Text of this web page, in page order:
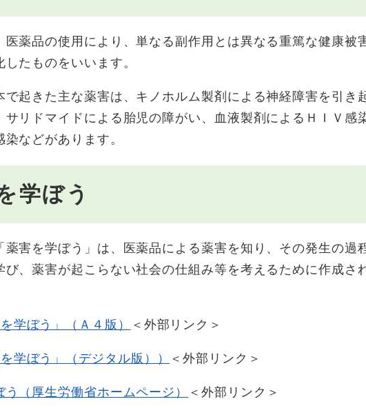
医薬品の使用により、単なる副作用とは異なる重篤な健康被
たものをいいます。
で起きた主な薬害は、キノホルム製剤による神経障害を引き
サリドマイドによる胎児の障がい、血液製剤によるＨＩＶ感
染などがあります。
学ぼう
薬害を学ぼう」は、医薬品による薬害を知り、その発生の過
び、薬害が起こらない社会の仕組み等を考えるために作成さ
を学ぼう」（Ａ４版） ＜外部リンク＞
学ぼう」 （デジタル版）） ＜外部リンク＞
う（厚生労働省ホームページ） ＜外部リンク＞